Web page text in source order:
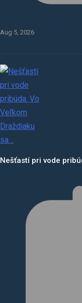
Aug 5, 2026
Nešťastí pri vode